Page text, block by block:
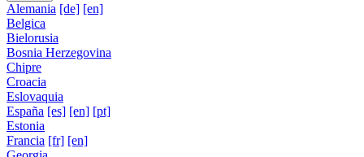
Alemania [de] [en]
Belgica
Bielorusia
Bosnia Herzegovina
Chipre
Croacia
Eslovaquia
España [es] [en] [pt]
Estonia
Francia [fr] [en]